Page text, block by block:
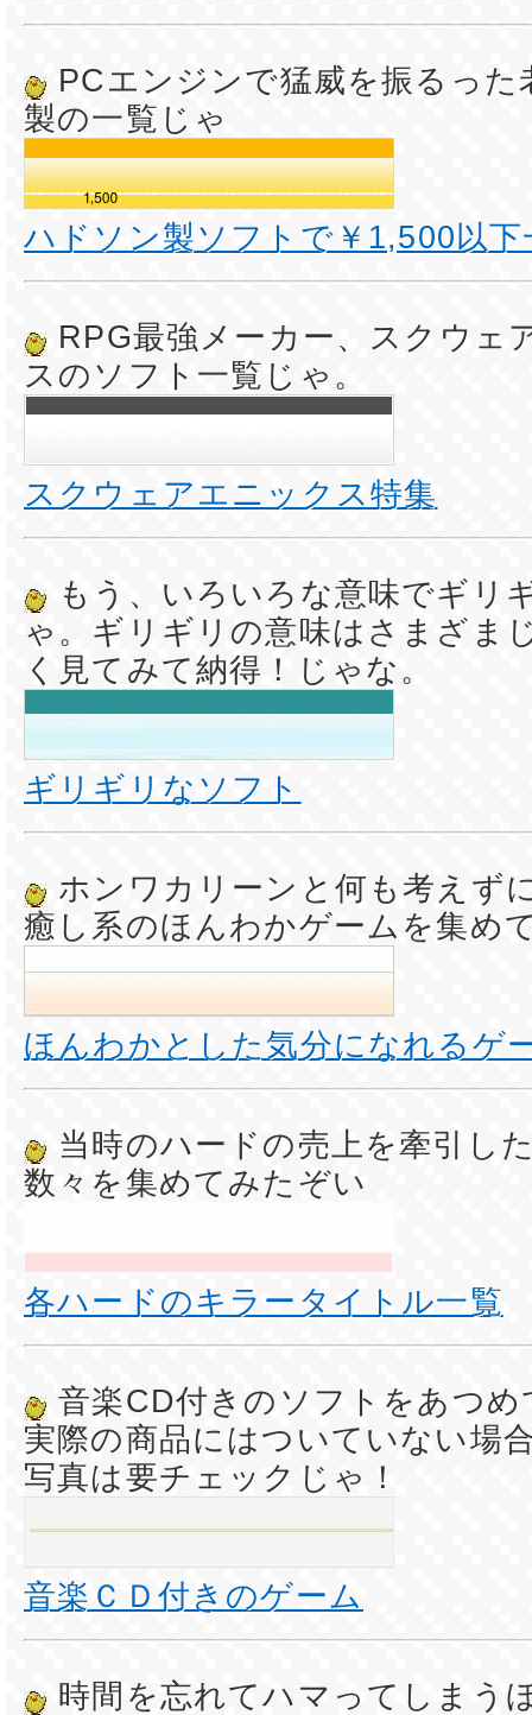
PCエンジンで猛威を振るった
製の一覧じゃ
ハドソン製ソフトで￥1,500以下
RPG最強メーカー、スクウェ
スのソフト一覧じゃ。
スクウェアエニックス特集
もう、いろいろな意味でギリ
ゃ。ギリギリの意味はさまざま
く見てみて納得！じゃな。
ギリギリなソフト
ホンワカリーンと何も考えず
癒し系のほんわかゲームを集め
ほんわかとした気分になれるゲ
当時のハードの売上を牽引し
数々を集めてみたぞい
各ハードのキラータイトル一覧
音楽CD付きのソフトをあつ
実際の商品にはついていない場
写真は要チェックじゃ！
音楽ＣＤ付きのゲーム
時間を忘れてハマってしまう